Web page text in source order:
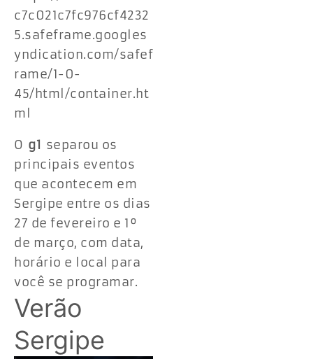
c7c021c7fc976cf4232
5.safeframe.googles
yndication.com/safef
rame/1-0-
45/html/container.ht
ml
O g1 separou os
principais eventos
que acontecem em
Sergipe entre os dias
27 de fevereiro e 1º
de março, com data,
horário e local para
você se programar.
Verão
Sergipe